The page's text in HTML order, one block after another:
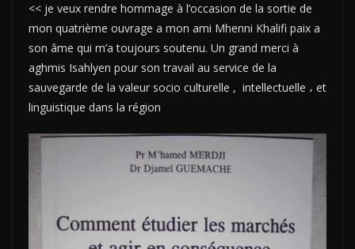
<< je veux rendre hommage à l’occasion de la sortie de
mon quatrième ouvrage a mon ami Mhenni Khalifi paix a
son âme qui m’a toujours soutenu. Un grand merci à
aghmis Isahlyen pour son travail au service de la
sauvegarde de la valeur socio culturelle , intellectuelle ، et
linguistique dans la région